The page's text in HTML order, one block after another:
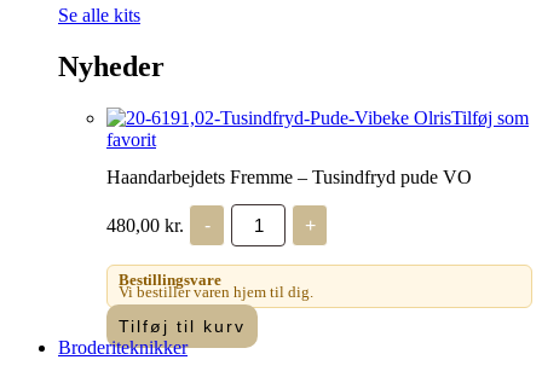
Se alle kits
Nyheder
Tilføj som
favorit
Haandarbejdets Fremme – Tusindfryd pude VO
480,00 kr. -
Haandarbejdets
Fremme
-
Tusindfryd
pude
VO
antal
+
Bestillingsvare
Vi bestiller varen hjem til dig.
Tilføj til kurv
Broderiteknikker